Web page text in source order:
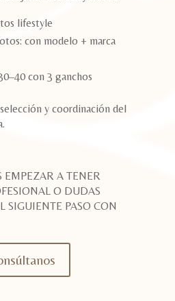
lifestyle
con modelo + marca
con 3 ganchos
y coordinación del
EMPEZAR A TENER
O DUDAS
SIGUIENTE PASO CON